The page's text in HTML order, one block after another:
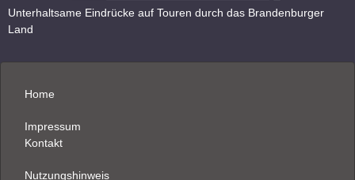
Unterhaltsame Eindrücke auf Touren durch das Brandenburger
Land
Home
Impressum
Kontakt
Nutzungshinweis